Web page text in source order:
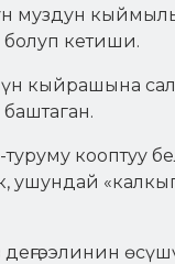
муздун
кетиши.
кыйрашына
кооптуу